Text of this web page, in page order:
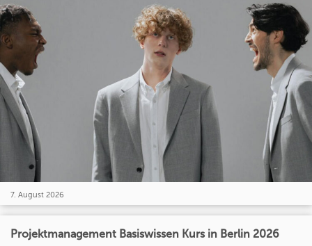
7. August 2026
Projektmanagement Basiswissen Kurs in Berlin 2026